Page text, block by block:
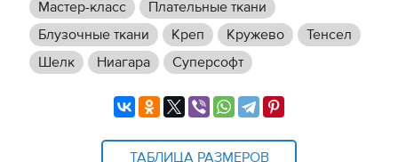
Мастер-класс
Плательные ткани
Блузочные ткани
Креп Кружево
Тенсел
Шелк
Ниагара Суперсофт
ТАБЛИЦА РАЗМЕРОВ